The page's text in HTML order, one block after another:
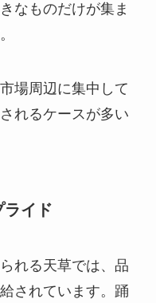
なものだけが集ま
場周辺に集中して
れるケースが多い
ライド
れる天草では、品
されています。踊